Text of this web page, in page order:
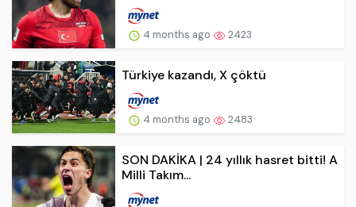
4 months ago 2423
Türkiye kazandı, X çöktü
4 months ago 2483
SON DAKİKA | 24 yıllık hasret bitti! A
Milli Takım...